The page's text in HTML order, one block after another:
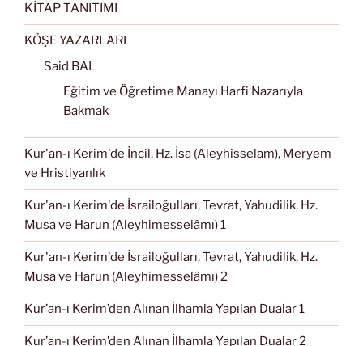
KİTAP TANITIMI
KÖŞE YAZARLARI
Said BAL
Eğitim ve Öğretime Manayı Harfi Nazarıyla
Bakmak
Kur'an-ı Kerim'de İncil, Hz. İsa (Aleyhisselam), Meryem
ve Hristiyanlık
Kur'an-ı Kerim'de İsrailoğulları, Tevrat, Yahudilik, Hz.
Musa ve Harun (Aleyhimesselâmı) 1
Kur'an-ı Kerim'de İsrailoğulları, Tevrat, Yahudilik, Hz.
Musa ve Harun (Aleyhimesselâmı) 2
Kur’an-ı Kerim’den Alınan İlhamla Yapılan Dualar 1
Kur’an-ı Kerim’den Alınan İlhamla Yapılan Dualar 2